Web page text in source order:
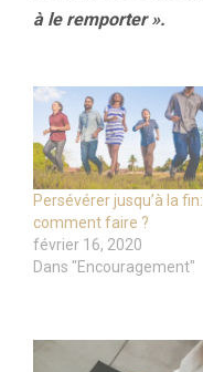
à le remporter ».
Persévérer jusqu’à la fin:
comment faire ?
février 16, 2020
Dans "Encouragement"